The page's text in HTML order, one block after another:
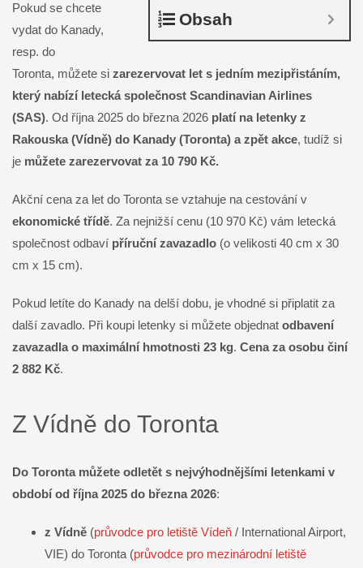
Obsah
Pokud se chcete
vydat do Kanady,
resp. do
Toronta, můžete si zarezervovat let s jedním mezipřistáním,
který nabízí letecká společnost Scandinavian Airlines
(SAS). Od října 2025 do března 2026 platí na letenky z
Rakouska (Vídně) do Kanady (Toronta) a zpět akce, tudíž si
je můžete zarezervovat za 10 790 Kč.
Akční cena za let do Toronta se vztahuje na cestování v
ekonomické třídě. Za nejnižší cenu (10 970 Kč) vám letecká
společnost odbaví příruční zavazadlo (o velikosti 40 cm x 30
cm x 15 cm).
Pokud letíte do Kanady na delší dobu, je vhodné si připlatit za
další zavadlo. Při koupi letenky si můžete objednat odbavení
zavazadla o maximální hmotnosti 23 kg. Cena za osobu činí
2 882 Kč.
Z Vídně do Toronta
Do Toronta můžete odletět s nejvýhodnějšími letenkami v
období od října 2025 do března 2026:
z Vídně (průvodce pro letiště Vídeň / International Airport,
VIE) do Toronta (průvodce pro mezinárodní letiště